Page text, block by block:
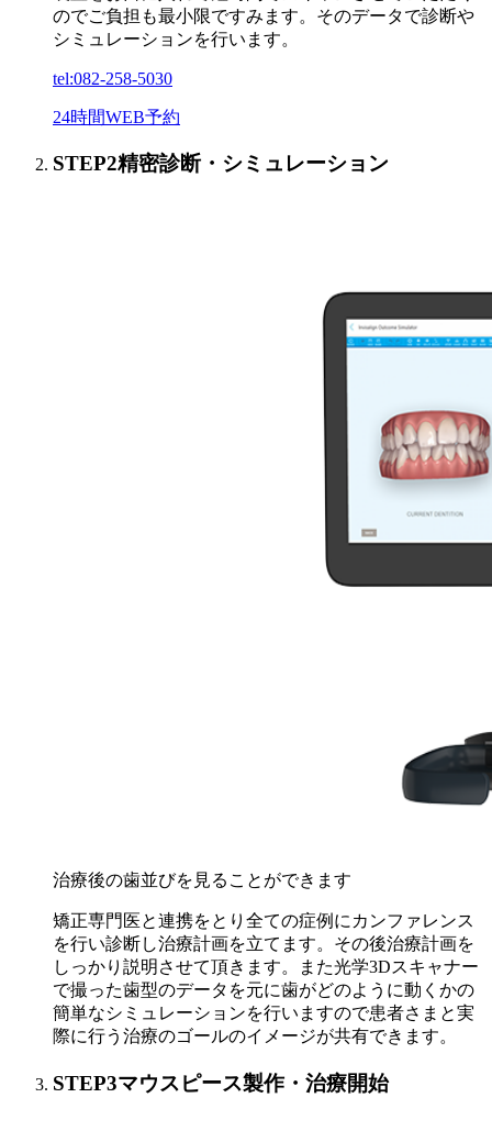
のでご負担も最小限ですみます。そのデータで診断や
シミュレーションを行います。
tel:082-258-5030
24時間WEB予約
STEP2精密診断・シミュレーション
治療後の歯並びを見ることができます
矯正専門医と連携をとり全ての症例にカンファレンス
を行い診断し治療計画を立てます。その後治療計画を
しっかり説明させて頂きます。また光学3Dスキャナー
で撮った歯型のデータを元に歯がどのように動くかの
簡単なシミュレーションを行いますので患者さまと実
際に行う治療のゴールのイメージが共有できます。
STEP3マウスピース製作・治療開始